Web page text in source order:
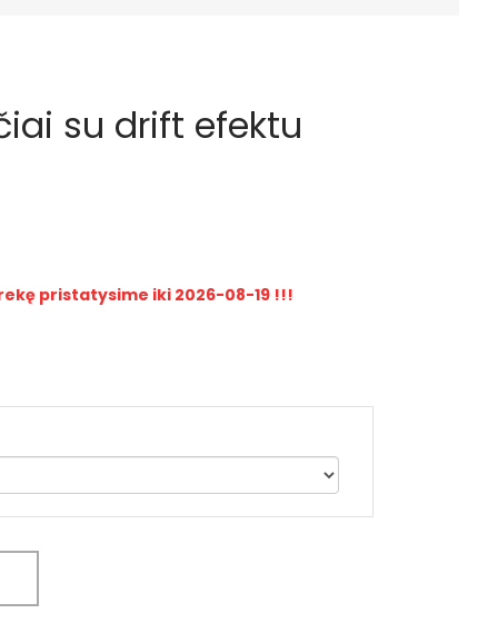
su drift efektu
pristatysime iki 2026-08-19 !!!